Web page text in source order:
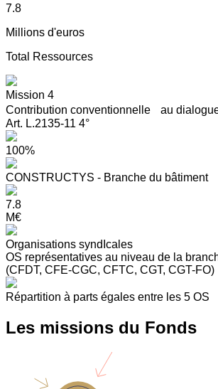
7.8
Millions d'euros
Total Ressources
Mission 4
Contribution conventionnelle au
Art. L.2135-11 4°
100%
CONSTRUCTYS - Branche du bâtiment
7.8
M€
Organisations syndIcales
OS représentatives au niveau de la
(CFDT, CFE-CGC, CFTC, CGT, CGT-FO)
Répartition à parts égales entre les 5 OS
Les missions du Fonds